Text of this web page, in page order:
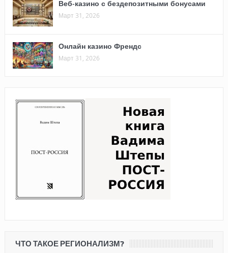
Веб-казино с бездепозитными бонусами
Март 31, 2026
Онлайн казино Френдс
Март 31, 2026
ЧТО ТАКОЕ РЕГИОНАЛИЗМ?